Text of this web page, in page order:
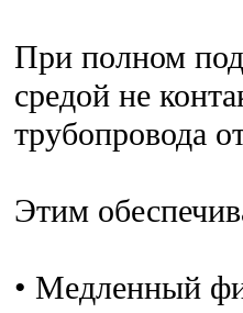
При полном
средой не
трубопровода
Этим
• Медленный